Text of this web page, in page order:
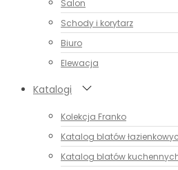
Salon
Schody i korytarz
Biuro
Elewacja
Katalogi
Kolekcja Franko
Katalog blatów
Katalog blatów